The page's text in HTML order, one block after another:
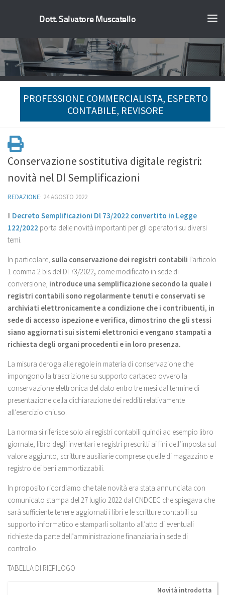
Dott. Salvatore Muscatello
PROFESSIONE COMMERCIALISTA, ESPERTO
CONTABILE, REVISORE
Conservazione sostitutiva digitale registri:
novità nel Dl Semplificazioni
REDAZIONE· 24 AGOSTO 2022
Il Decreto Semplificazioni Dl 73/2022 convertito in Legge
122/2022 porta delle novità importanti per gli operatori su diversi
temi.
In particolare, sulla conservazione dei registri contabili l’articolo
1 comma 2 bis del Dl 73/2022, come modificato in sede di
conversione, introduce una semplificazione secondo la quale i
registri contabili sono regolarmente tenuti e conservati se
archiviati elettronicamente a condizione che i contribuenti, in
sede di accesso ispezione e verifica, dimostrino che gli stessi
siano aggiornati sui sistemi elettronici e vengano stampati a
richiesta degli organi procedenti e in loro presenza.
La misura deroga alle regole in materia di conservazione che
impongono la trascrizione su supporto cartaceo ovvero la
conservazione elettronica del dato entro tre mesi dal termine di
presentazione della dichiarazione dei redditi relativamente
all’esercizio chiuso.
La norma si riferisce solo ai registri contabili quindi ad esempio libro
giornale, libro degli inventari e registri prescritti ai fini dell’imposta sul
valore aggiunto, scritture ausiliarie comprese quelle di magazzino e
registro dei beni ammortizzabili.
In proposito ricordiamo che tale novità era stata annunciata con
comunicato stampa del 27 luglio 2022 dal CNDCEC che spiegava che
sarà sufficiente tenere aggiornati i libri e le scritture contabili su
supporto informatico e stamparli soltanto all’atto di eventuali
richieste da parte dell’amministrazione finanziaria in sede di
controllo.
TABELLA DI RIEPILOGO
Novità introdotta